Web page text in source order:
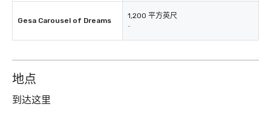
Gesa Carousel of Dreams
1,200 平方英尺
-
地点
到达这里